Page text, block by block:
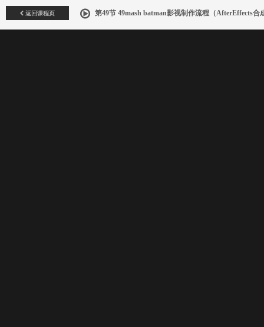
返回课程页 第49节 49mash batman影视制作流程（AfterEffects合